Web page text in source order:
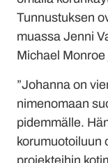
Tunnustuksen
muassa Jenni
Michael Monroe
”Johanna on
nimenomaan
pidemmälle.
korumuotoiluun
projekteihin